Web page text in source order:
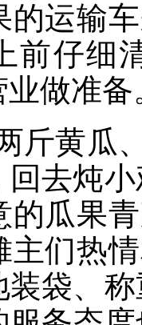
的运输
前仔细
做准
黄瓜、
去炖
的瓜果
主们热
袋、